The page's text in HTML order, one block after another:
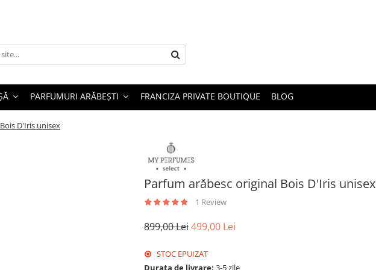
PARFUMURI ARĂBEȘTI FRANCIZA PRIVATE BOUTIQUE BLOG
D'Iris unisex
Parfum arăbesc original Bois D'Iris unisex
1 Review
899,00 Lei499,00 Lei
STOC EPUIZAT
Durata de livrare: 3-5 zile